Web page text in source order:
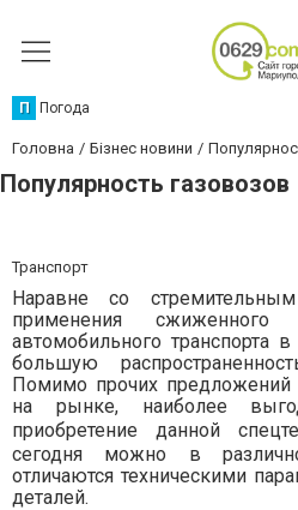
П Погода
Головна Бізнес новини
Популярность газовозов
Транспорт
Наравне со
применения
автомобильного транспорта
большую
Помимо прочих
на рынке, наиболее
приобретение данной
сегодня можно в
отличаются техническими
деталей.